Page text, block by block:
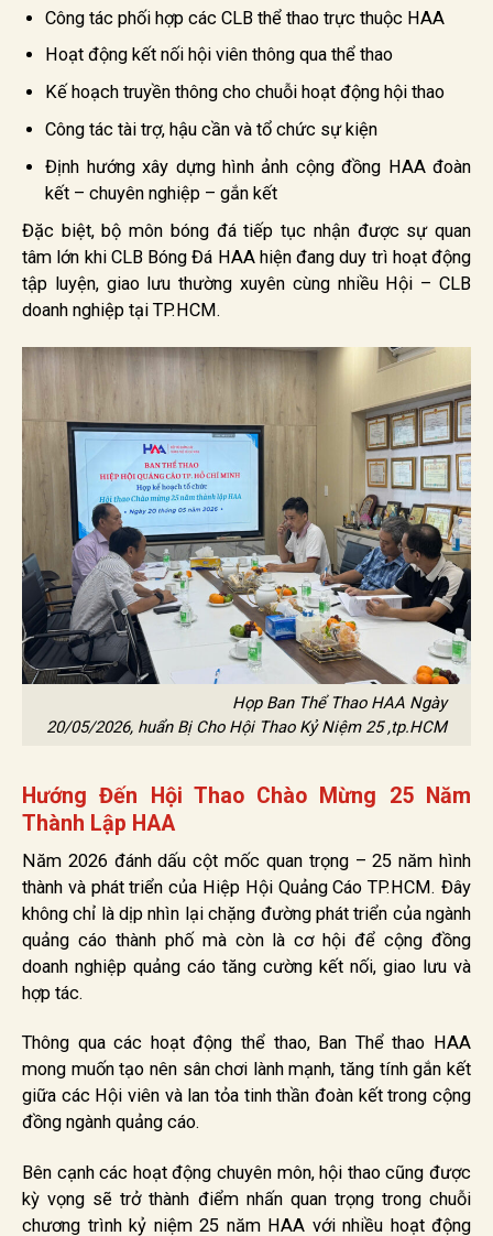
Công tác phối hợp các CLB thể thao trực thuộc HAA
Hoạt động kết nối hội viên thông qua thể thao
Kế hoạch truyền thông cho chuỗi hoạt động hội thao
Công tác tài trợ, hậu cần và tổ chức sự kiện
Định hướng xây dựng hình ảnh cộng đồng HAA đoàn
kết – chuyên nghiệp – gắn kết
Đặc biệt, bộ môn bóng đá tiếp tục nhận được sự quan
tâm lớn khi CLB Bóng Đá HAA hiện đang duy trì hoạt động
tập luyện, giao lưu thường xuyên cùng nhiều Hội – CLB
doanh nghiệp tại TP.HCM.
Họp Ban Thể Thao HAA Ngày
20/05/2026, huẩn Bị Cho Hội Thao Kỷ Niệm 25 ,tp.HCM
Hướng Đến Hội Thao Chào Mừng 25 Năm
Thành Lập HAA
Năm 2026 đánh dấu cột mốc quan trọng – 25 năm hình
thành và phát triển của Hiệp Hội Quảng Cáo TP.HCM. Đây
không chỉ là dịp nhìn lại chặng đường phát triển của ngành
quảng cáo thành phố mà còn là cơ hội để cộng đồng
doanh nghiệp quảng cáo tăng cường kết nối, giao lưu và
hợp tác.
Thông qua các hoạt động thể thao, Ban Thể thao HAA
mong muốn tạo nên sân chơi lành mạnh, tăng tính gắn kết
giữa các Hội viên và lan tỏa tinh thần đoàn kết trong cộng
đồng ngành quảng cáo.
Bên cạnh các hoạt động chuyên môn, hội thao cũng được
kỳ vọng sẽ trở thành điểm nhấn quan trọng trong chuỗi
chương trình kỷ niệm 25 năm HAA với nhiều hoạt động